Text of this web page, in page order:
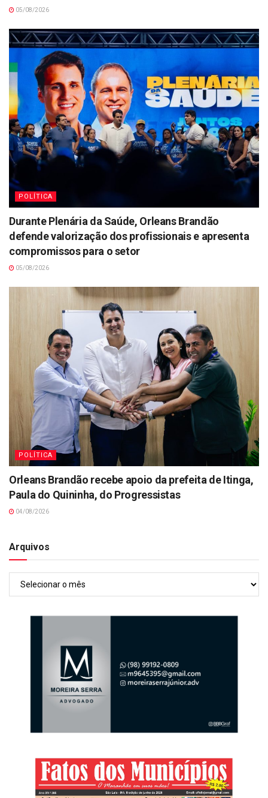
05/08/2026
POLÍTICA
Durante Plenária da Saúde, Orleans Brandão
defende valorização dos profissionais e apresenta
compromissos para o setor
05/08/2026
POLÍTICA
Orleans Brandão recebe apoio da prefeita de Itinga,
Paula do Quininha, do Progressistas
04/08/2026
Arquivos
Arquivos